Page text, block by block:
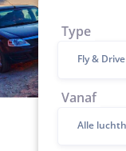
Type
Fly & Drive
Vanaf